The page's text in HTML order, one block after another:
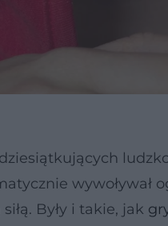
wywoływał
Były i takie, jak